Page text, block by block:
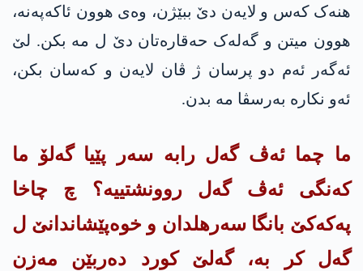
هنەک کەس و لایەن دێ ببێژن، وەی هوون ئاكه‌په‌نه‌،
هوون میتن و گەلەک حەقارەتان دێ ل مە بکن. لێ
ئەگەر ئەم دو پرسان ژ ڤان لایەن و کەسان بکن،
ئەو نکارە بەرسڤا مە بدن.
ما چما ئەڤ گەل رابە سەر پێیا گەلۆ ما
کەنگی ئەڤ گەل روونشتییە؟ چ چاخا
په‌كه‌كێ بانگا سەرهلدان و خوەپێشاندانێ ل
گەل کر بە، گەلێ کورد دەربێن مەزن